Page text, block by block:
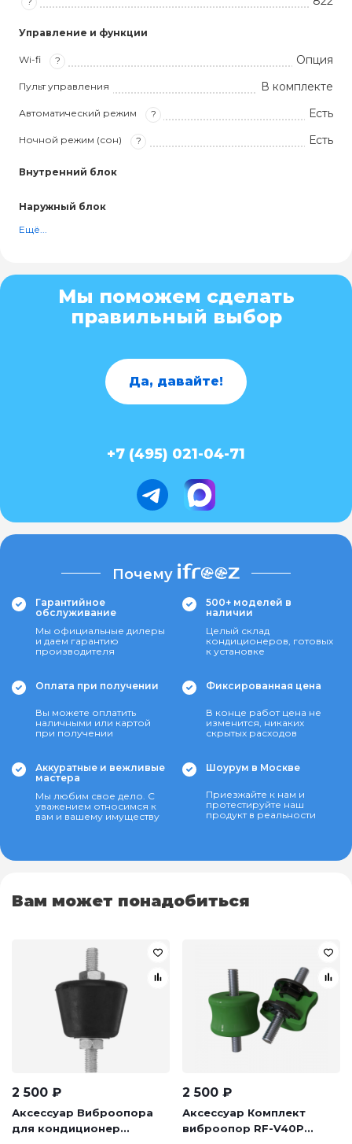
Управление и функции
Wi-fi ? Опция
Пульт управления В комплекте
Автоматический режим ? Есть
Ночной режим (сон) ? Есть
Внутренний блок
Наружный блок
Ещё...
Мы поможем сделать
правильный выбор
Да, давайте!
+7 (495) 021-04-71
Почему
Гарантийное
обслуживание
Мы официальные дилеры
и даем гарантию
производителя
500+ моделей в
наличии
Целый склад
кондиционеров, готовых
к установке
Оплата при получении
Вы можете оплатить
наличными или картой
при получении
Фиксированная цена
В конце работ цена не
изменится, никаких
скрытых расходов
Аккуратные и вежливые
мастера
Мы любим свое дело. С
уважением относимся к
вам и вашему имуществу
Шоурум в Москве
Приезжайте к нам и
протестируйте наш
продукт в реальности
Вам может понадобиться
2 500 ₽
Аксессуар Виброопора
для кондиционер...
2 500 ₽
Аксессуар Комплект
виброопор RF-V40P...